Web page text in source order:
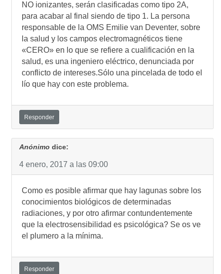
NO ionizantes, serán clasificadas como tipo 2A,
para acabar al final siendo de tipo 1. La persona
responsable de la OMS Emilie van Deventer, sobre
la salud y los campos electromagnéticos tiene
«CERO» en lo que se refiere a cualificación en la
salud, es una ingeniero eléctrico, denunciada por
conflicto de intereses.Sólo una pincelada de todo el
lí­o que hay con este problema.
Responder
Anónimo dice:
4 enero, 2017 a las 09:00
Como es posible afirmar que hay lagunas sobre los
conocimientos biológicos de determinadas
radiaciones, y por otro afirmar contundentemente
que la electrosensibilidad es psicológica? Se os ve
el plumero a la mí­nima.
Responder